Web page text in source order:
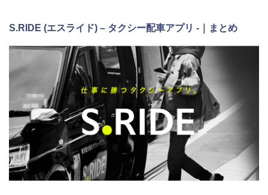
S.RIDE (エスライド) – タクシー配車アプリ -｜まとめ